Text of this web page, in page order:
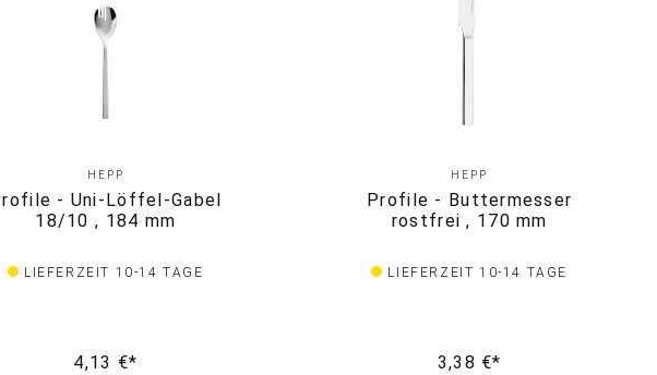
HEPP
- Uni-Löffel-Gabel
18/10 , 184 mm
LIEFERZEIT 10-14 TAGE
4,13 €*
HEPP
Profile - Buttermesser
rostfrei , 170 mm
LIEFERZEIT 10-14 TAGE
3,38 €*